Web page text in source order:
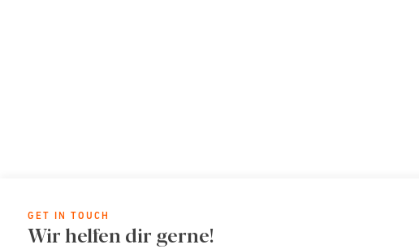
GET IN TOUCH
Wir helfen dir gerne!